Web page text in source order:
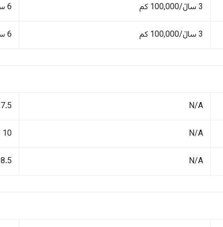
3 ساڵ/100,000 کم 6 ساڵ/200,000 کم
3 ساڵ/100,000 کم 6 ساڵ/200,000 کم
N/A 7.5 لیتر/١٠٠ کم
N/A 10 لیتر/١٠٠ کم
N/A 8.5 لیتر/١٠٠ کم